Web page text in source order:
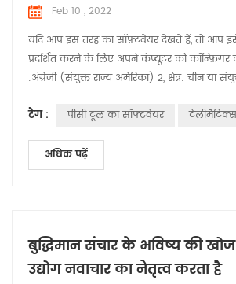
Feb 10 , 2022
यदि आप इस तरह का सॉफ़्टवेयर देखते हैं, तो आप
प्रदर्शित करने के लिए अपने कंप्यूटर को कॉन्फ़िगर
:अंग्रेजी (संयुक्त राज्य अमेरिका) 2, क्षेत्र: चीन या
अंग्रेजी (संयुक्त राज्य अमेरिका), कृपया बीटा पर
टैग : पीसी टूल का सॉफ्टवेयर
अधिक पढ़ें
बुद्धिमान संचार के भविष्य की
उद्योग नवाचार का नेतृत्व करता है